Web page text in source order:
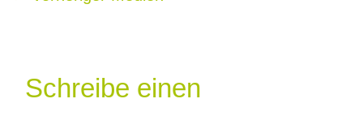
Schreibe einen